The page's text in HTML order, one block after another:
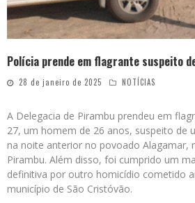
Polícia prende em flagrante suspeito
28 de janeiro de 2025 NOTÍCIAS
A Delegacia de Pirambu prendeu em
27, um homem de 26 anos, suspeito de
na noite anterior no povoado Alagamar,
Pirambu. Além disso, foi cumprido um
definitiva por outro homicídio cometido
município de São Cristóvão.